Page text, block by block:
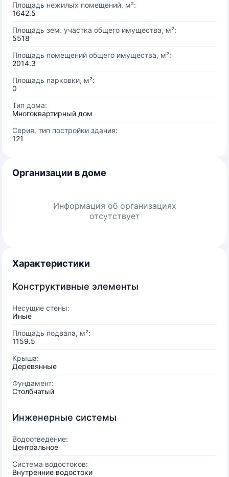
Площадь нежилых помещений, м²:
1642.5
Площадь зем. участка общего имущества, м²:
5518
Площадь помещений общего имущества, м²:
2014.3
Площадь парковки, м²:
0
Тип дома:
Многоквартирный дом
Серия, тип постройки здания:
121
Организации в доме
Информация об организациях
отсутствует
Характеристики
Конструктивные элементы
Несущие стены:
Иные
Площадь подвала, м²:
1159.5
Крыша:
Деревянные
Фундамент:
Столбчатый
Инженерные системы
Водоотведение:
Центральное
Система водостоков:
Внутренние водостоки